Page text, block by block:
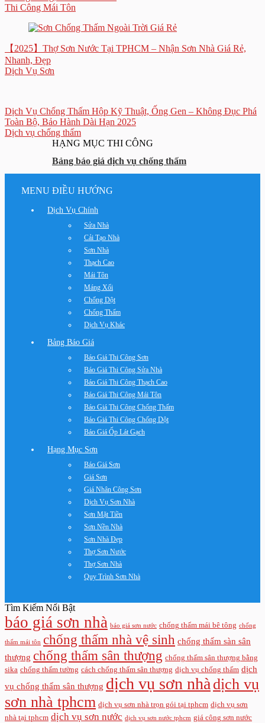
Thi Công Mái Tôn
【2025】Thợ Sơn Nước Tại TPHCM – Nhận Sơn Nhà Giá Rẻ,
Nhanh, Đẹp
Dịch Vụ Sơn
Dịch Vụ Chống Thấm Hộp Kỹ Thuật, Ống Gen – Không Đục Phá
Toàn Bộ, Bảo Hành Dài Hạn 2025
Dịch vụ chống thấm
HẠNG MỤC THI CÔNG
Bảng báo giá dịch vụ chống thấm
MENU ĐIỀU HƯỚNG
Dịch Vụ Chính
Sửa Nhà
Cải Tạo Nhà
Sơn Nhà
Thạch Cao
Mái Tôn
Máng Xối
Chống Dột
Chống Thấm
Dịch Vụ Khác
Bảng Báo Giá
Báo Giá Thi Công Sơn
Báo Giá Thi Công Sửa Nhà
Báo Giá Thi Công Thạch Cao
Báo Giá Thi Công Mái Tôn
Báo Giá Thi Công Chống Thấm
Báo Giá Thi Công Chống Dột
Báo Giá Ốp Lát Gạch
Hạng Mục Sơn
Báo Giá Sơn
Giá Sơn
Giá Nhân Công Sơn
Dịch Vụ Sơn Nhà
Sơn Mặt Tiền
Sơn Nền Nhà
Sơn Nhà Đẹp
Thợ Sơn Nước
Thợ Sơn Nhà
Quy Trình Sơn Nhà
Tìm Kiếm Nổi Bật
báo giá sơn nhà báo giá sơn nước chống thấm mái bê tông chống
thấm mái tôn chống thấm nhà vệ sinh chống thấm sàn sân
thượng chống thấm sân thượng chống thấm sân thượng bằng
sika chống thấm tường cách chống thấm sân thượng dịch vụ chống thấm dịch
vụ chống thấm sân thượng dịch vụ sơn nhà dịch vụ
sơn nhà tphcm dịch vụ sơn nhà trọn gói tại tphcm dịch vụ sơn
nhà tại tphcm dịch vụ sơn nước dịch vụ sơn nước tphcm giá công sơn nước